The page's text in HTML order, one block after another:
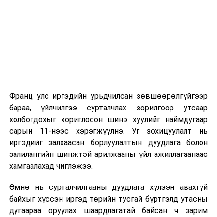
Тандалт судалгаа, дархлаажуулалтыг
эрчимжүүлэх хүрээнд:
· Ойрын хавьтлыг олж тогтоох тандалт
судалгааг эрчимжүүлэх
· Гэрээр долоо хоног тусгаарлагдах
багц /эм, халууны шил, витамин, гар
ариутгагч зэрэг/ хүргэх
2026 оны 9 дүгээр сарын 13-наас оюутнуудыг
дотуур байранд оруулж эхэлнэ.
Сургууль, цэцэрлэгийн үйл ажиллагааны
зохицуулалт
2026 оны 8 дугаар сарын 17–28-ны өдрүүдэд
байранд элсэлт, бүртгэл болон бусад аливаа
арга хэмжээ зохион байгуулахгүй болно.
Франц улс иргэдийн урьдчилсан зөвшөөрөлгүйгээр
бараа, үйлчилгээ сурталчлах зорилгоор утсаар
холбогдохыг хориглосон шинэ хуулийг наймдугаар
сарын 11-нээс хэрэгжүүлнэ. Уг зохицуулалт нь
иргэдийг залхаасан борлуулалтын дуудлага болон
залилангийн шинжтэй арилжааны үйл ажиллагаанаас
хамгаалахад чиглэжээ.
Өмнө нь сурталчилгааны дуудлага хүлээн авахгүй
байхыг хүссэн иргэд төрийн тусгай бүртгэлд утасны
дугаараа оруулах шаардлагатай байсан ч зарим